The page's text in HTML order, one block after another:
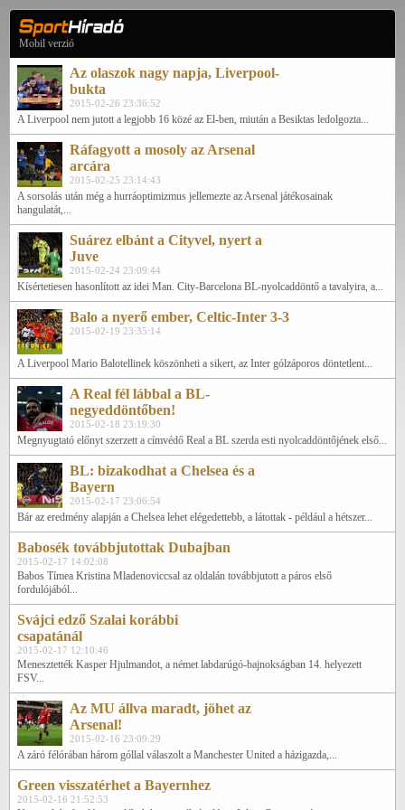
Mobil verzió
Az olaszok nagy napja, Liverpool-
bukta
2015-02-26 23:36:52
A Liverpool nem jutott a legjobb 16 közé az El-ben, miután a Besiktas ledolgozta...
Ráfagyott a mosoly az Arsenal
arcára
2015-02-25 23:14:43
A sorsolás után még a hurráoptimizmus jellemezte az Arsenal játékosainak
hangulatát,...
Suárez elbánt a Cityvel, nyert a
Juve
2015-02-24 23:09:44
Kísértetiesen hasonlított az idei Man. City-Barcelona BL-nyolcaddöntő a tavalyira, a...
Balo a nyerő ember, Celtic-Inter 3-3
2015-02-19 23:35:14
A Liverpool Mario Balotellinek köszönheti a sikert, az Inter gólzáporos döntetlent...
A Real fél lábbal a BL-
negyeddöntőben!
2015-02-18 23:19:30
Megnyugtató előnyt szerzett a címvédő Real a BL szerda esti nyolcaddöntőjének első...
BL: bizakodhat a Chelsea és a
Bayern
2015-02-17 23:06:54
Bár az eredmény alapján a Chelsea lehet elégedettebb, a látottak - például a hétszer...
Babosék továbbjutottak Dubajban
2015-02-17 14:02:08
Babos Tímea Kristina Mladenoviccsal az oldalán továbbjutott a páros első
fordulójából...
Svájci edző Szalai korábbi
csapatánál
2015-02-17 12:10:46
Menesztették Kasper Hjulmandot, a német labdarúgó-bajnokságban 14. helyezett
FSV...
Az MU állva maradt, jöhet az
Arsenal!
2015-02-16 23:09:29
A záró félórában három góllal válaszolt a Manchester United a házigazda,...
Green visszatérhet a Bayernhez
2015-02-16 21:52:53